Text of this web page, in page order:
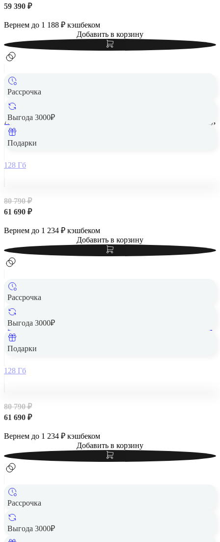
59 390 ₽
Вернем до 1 188 ₽ кэшбеком
Добавить в корзину
Рассрочка
Выгода 3000₽
Подарки
Apple iPad Air 13" (M2, 2024, 6 gen) Wi-Fi 128Gb Space Gray,
128 Гб
80 790 ₽
61 690 ₽
Вернем до 1 234 ₽ кэшбеком
Добавить в корзину
Рассрочка
Выгода 3000₽
Подарки
Apple iPad Air 13" (M2, 2024, 6 gen) Wi-Fi + Cellular 128Gb
128 Гб
80 790 ₽
61 690 ₽
Вернем до 1 234 ₽ кэшбеком
Добавить в корзину
Рассрочка
Выгода 3000₽
Apple iPad Air 13" (M2, 2024, 6 gen) Wi-Fi 256Gb Purple,